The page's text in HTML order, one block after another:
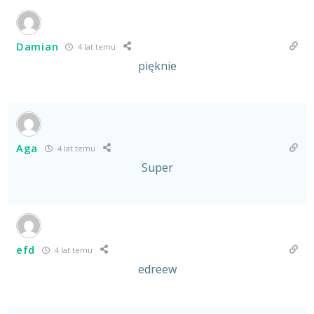
Damian 4 lat temu
pięknie
Aga 4 lat temu
Super
efd 4 lat temu
edreew